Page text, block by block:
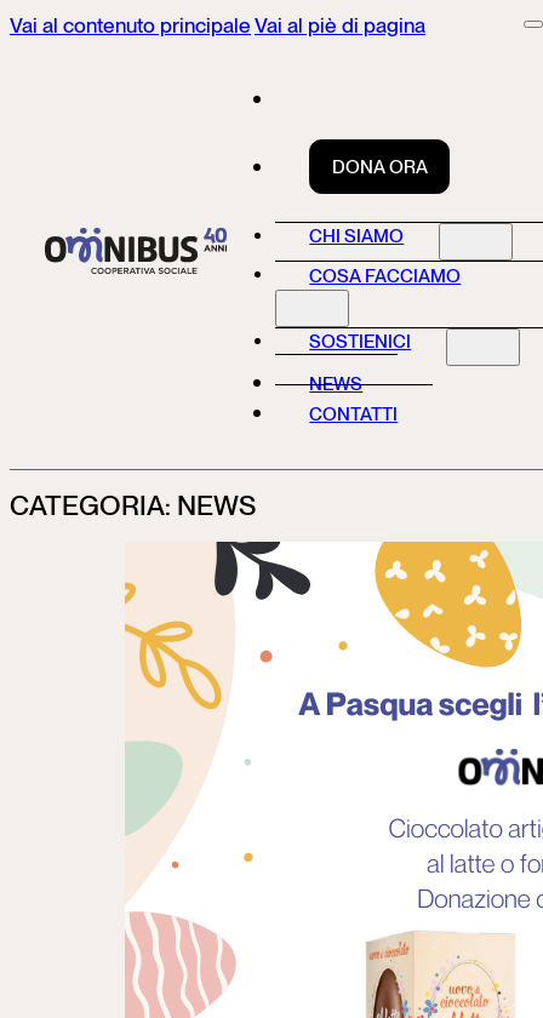
Vai al contenuto principaleVai al piè di pagina
DONA ORA
CHI SIAMO
COSA FACCIAMO
SOSTIENICI
NEWS
CONTATTI
CATEGORIA: NEWS